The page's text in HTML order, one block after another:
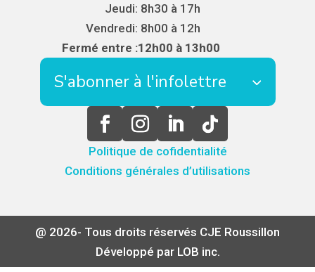
Jeudi: 8h30 à 17h
Vendredi: 8h00 à 12h
Fermé entre :12h00 à 13h00
S'abonner à l'infolettre
Politique de cofidentialité
Conditions générales d’utilisations
@ 2026- Tous droits réservés CJE Roussillon
Développé par LOB inc.